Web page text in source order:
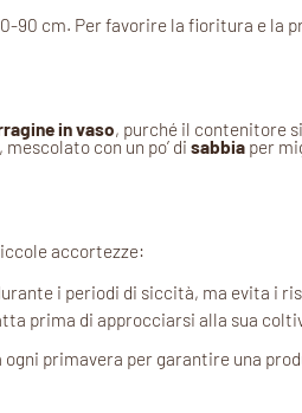
90 cm. Per favorire la fioritura e la
in vaso, purché il contenitore
con un po’ di sabbiaper
accortezze:
i periodi di siccità, ma evita i
prima di approcciarsi alla sua
primavera per garantire una